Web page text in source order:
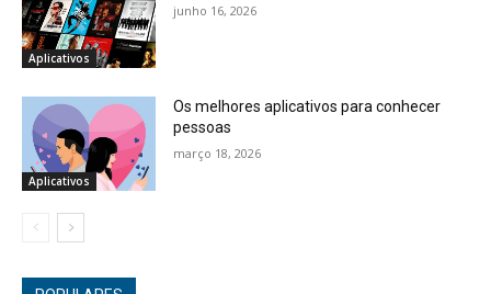
Aplicativos
junho 16, 2026
Aplicativos
Os melhores aplicativos para conhecer
pessoas
março 18, 2026